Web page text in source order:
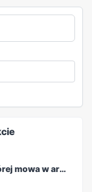
Projekt strategii rozwoju, o której mowa w art. 9